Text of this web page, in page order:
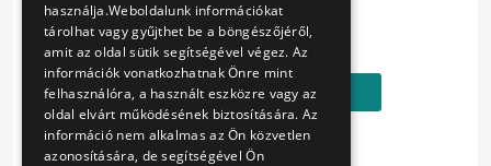
Ár:
400 Ft
Kosárba
használja.Weboldalunk információkat
tárolhat vagy gyűjthet be a böngészőjéről,
amit az oldal sütik segítségével végez. Az
információk vonatkozhatnak Önre mint
felhasználóra, a használt eszközre vagy az
oldal elvárt működésének biztosítására. Az
információ nem alkalmas az Ön közvetlen
azonosítására, de segítségével Ön